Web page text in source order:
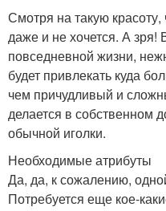
Смотря на такую красоту,
даже и не хочется. А зря!
повседневной жизни,
будет привлекать куда
чем причудливый и
делается в собственном
обычной иголки.
Необходимые атрибуты
Да, да, к сожалению,
Потребуется еще кое-